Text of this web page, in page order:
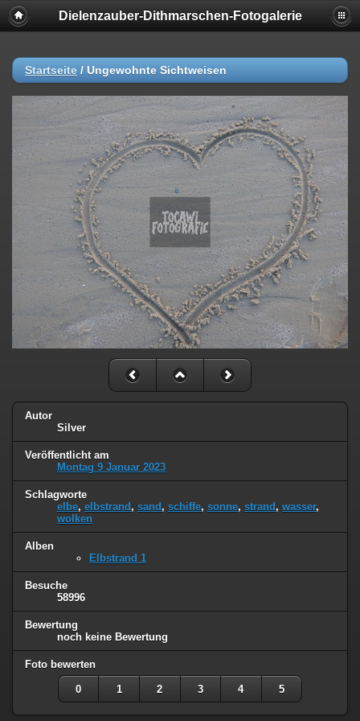
Dielenzauber-Dithmarschen-Fotogalerie
Startseite / Ungewohnte Sichtweisen
Autor
Silver
Veröffentlicht am
Montag 9 Januar 2023
Schlagworte
elbe, elbstrand , sand , schiffe, sonne, strand , wasser,
wolken
Alben
Elbstrand 1
Besuche
58996
Bewertung
noch keine Bewertung
Foto bewerten
0 1 2 3 4 5